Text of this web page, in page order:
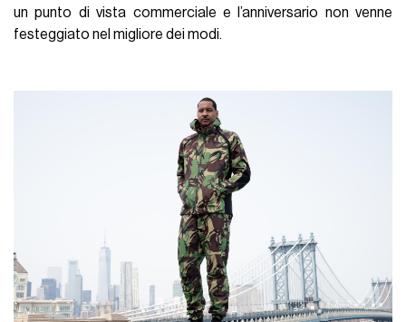
un punto di vista commerciale e l’anniversario non venne
festeggiato nel migliore dei modi.